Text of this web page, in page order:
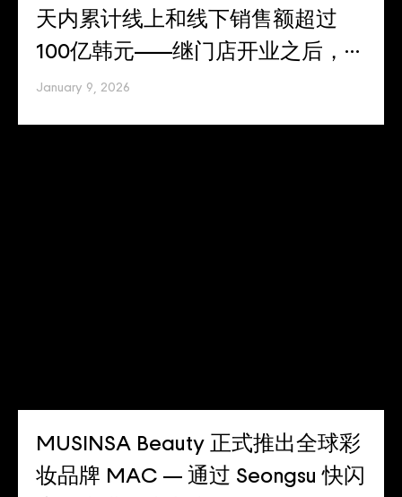
天内累计线上和线下销售额超过
100亿韩元——继门店开业之后，线
上销售额翻了一番
January 9, 2026
MUSINSA Beauty 正式推出全球彩
妆品牌 MAC — 通过 Seongsu 快闪